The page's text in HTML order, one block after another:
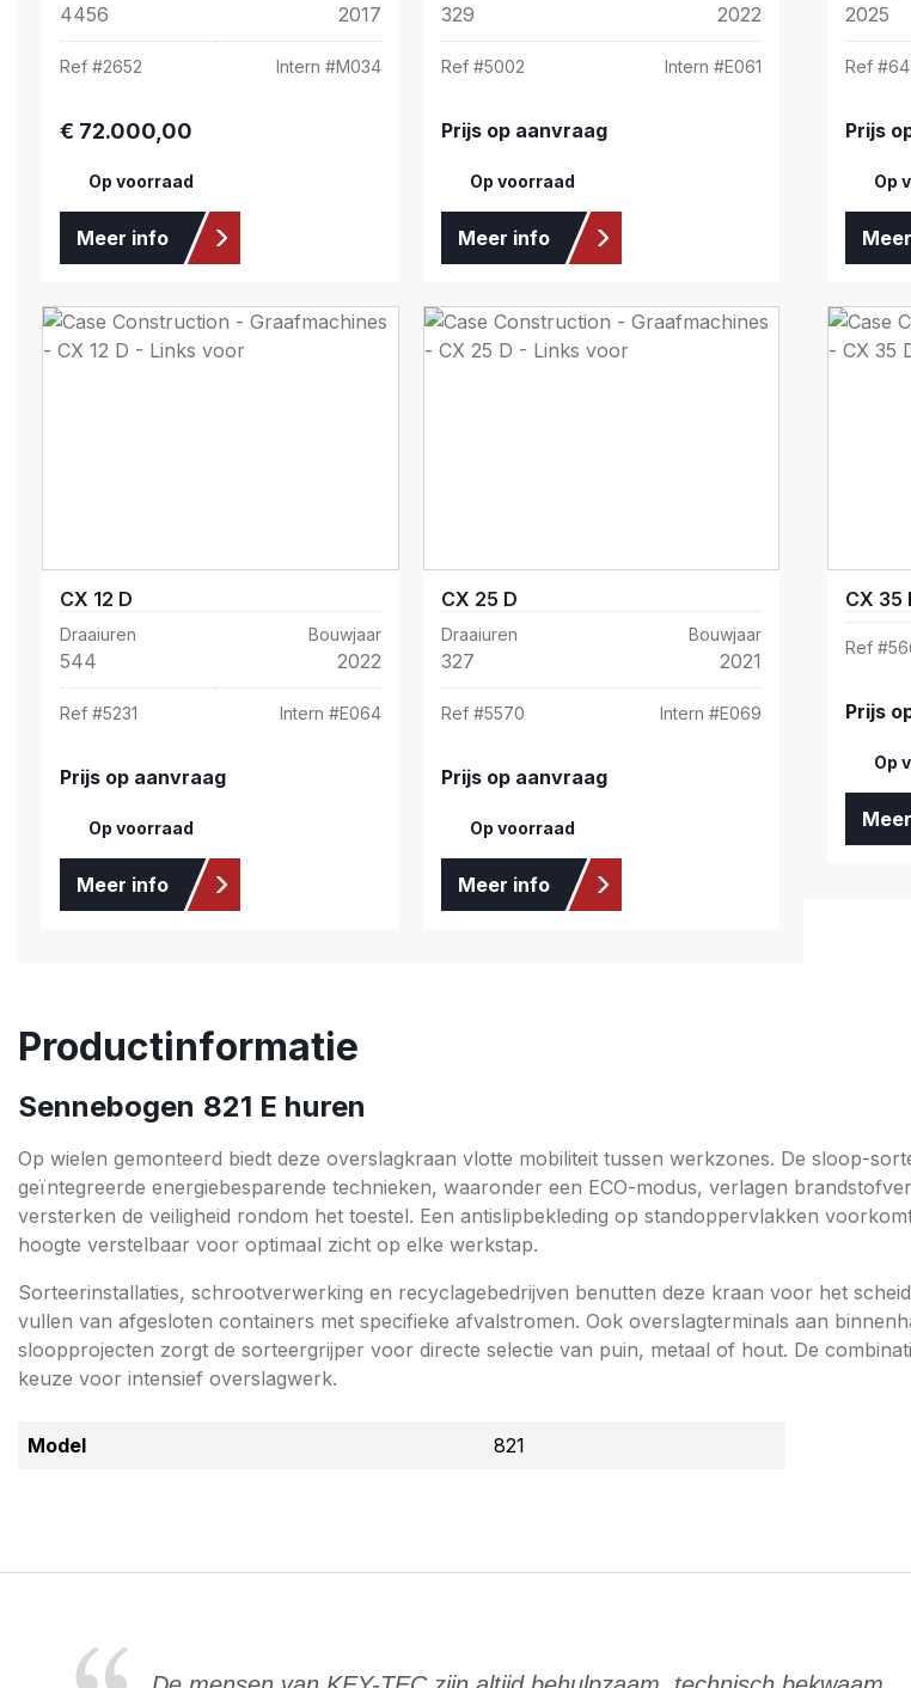
4456 2017
Ref #2652 Intern #M034
Normale prijs:
€ 72.000,00
Op voorraad
Meer info
329 2022
Ref #5002 Intern #E061
Prijs op aanvraag
Op voorraad
Meer info
CX 12 D
Draaiuren
544
Bouwjaar
2022
Ref #5231 Intern #E064
Prijs op aanvraag
Op voorraad
Meer info
CX 25 D
Draaiuren
327
Bouwjaar
2021
Ref #5570 Intern #E069
Prijs op aanvraag
Op voorraad
Meer info
2025
Ref #
Prijs
Op
CX 35
Ref #
Prijs
Op
Productinformatie
Sennebogen 821 E huren
Op wielen gemonteerd biedt deze overslagkraan vlotte mobiliteit tussen werkzones. De sloop-
geïntegreerde energiebesparende technieken, waaronder een ECO-modus, verlagen
versterken de veiligheid rondom het toestel. Een antislipbekleding op standoppervlakken
hoogte verstelbaar voor optimaal zicht op elke werkstap.
Sorteerinstallaties, schrootverwerking en recyclagebedrijven benutten deze kraan voor het
vullen van afgesloten containers met specifieke afvalstromen. Ook overslagterminals aan
sloopprojecten zorgt de sorteergrijper voor directe selectie van puin, metaal of hout. De
keuze voor intensief overslagwerk.
Model 821